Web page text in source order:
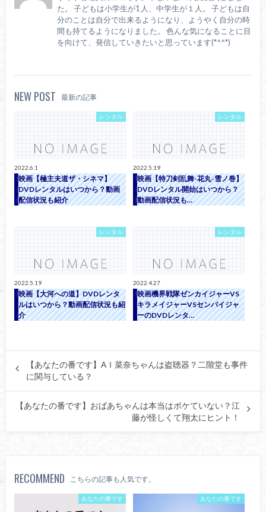
た。 子どもは小学生が1 人、中学生が１人。 子どもは自
分のことは自分で出来るようになり、ようやく自分の時
間も持てるようになりました。 色んな気になることに目
を向けて、発信していきたいと思っています(*^^*)
NEW POST 最新の記事
レンタル
2022.6.1
映画【極主夫道ザ・シネマ】
DVDレンタルはいつから？動画
配信状況も紹介
レンタル
2022.5.19
映画【特刀剣乱舞-花丸-雪ノ巻】
DVDレンタル開始はいつから？
動画配信状況も…
レンタル
2022.5.19
映画【大河への道】DVDレンタ
ルはいつから？動画配信状況も紹
介
レンタル
2022.4.27
映画機界戦隊ゼンカイジャーVS
キラメイジャーVSセンパイジャ
ーのDVDレンタ…
【あなたの番です】AＩ菜奈ちゃんは盗聴器？二階堂も事件
に関与している？
【あなたの番です】おばあちゃんは本当はボケていない？江
藤が怪しくて翔太にヒント！
RECOMMEND こちらの記事も人気です。
あなたの番です あなたの番です